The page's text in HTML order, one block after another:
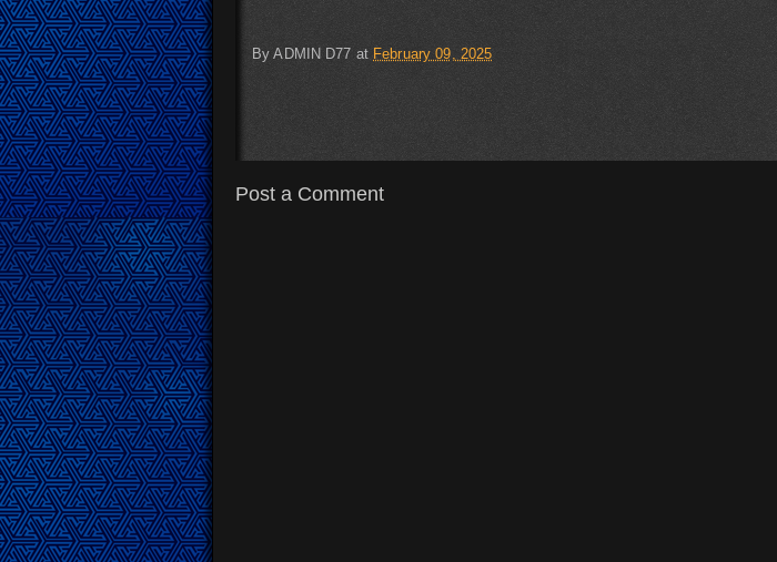
ByADMIN D77 at February 09, 2025
Post a Comment